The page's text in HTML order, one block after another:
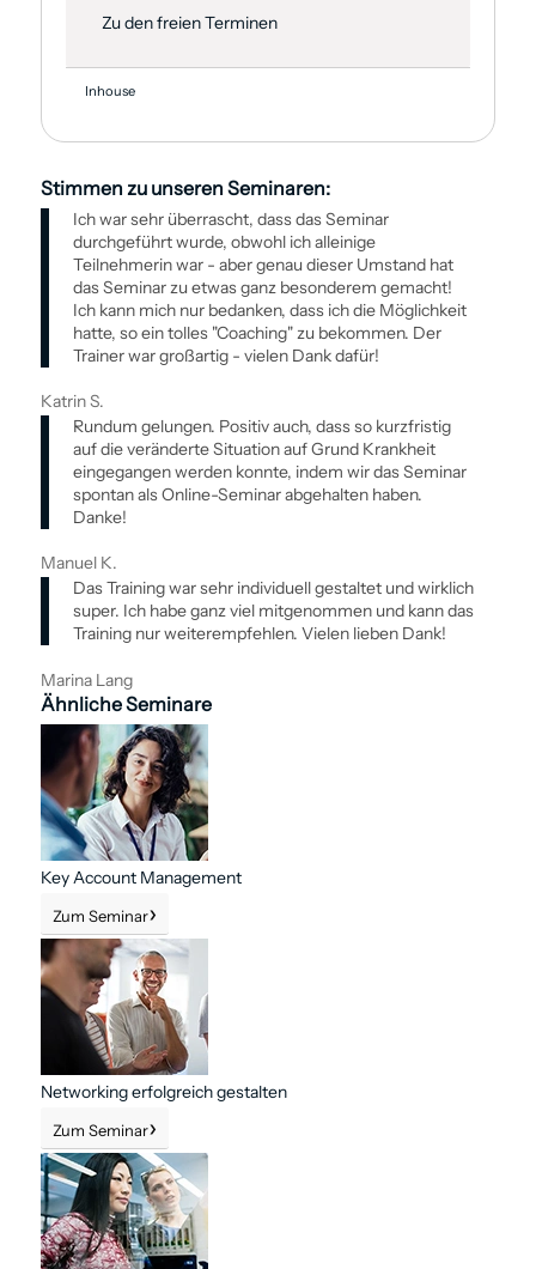
Zu den freien Terminen
Inhouse
Stimmen zu unseren Seminaren:
Ich war sehr überrascht, dass das Seminar
durchgeführt wurde, obwohl ich alleinige
Teilnehmerin war - aber genau dieser Umstand hat
das Seminar zu etwas ganz besonderem gemacht!
Ich kann mich nur bedanken, dass ich die Möglichkeit
hatte, so ein tolles "Coaching" zu bekommen. Der
Trainer war großartig - vielen Dank dafür!
Katrin S.
Rundum gelungen. Positiv auch, dass so kurzfristig
auf die veränderte Situation auf Grund Krankheit
eingegangen werden konnte, indem wir das Seminar
spontan als Online-Seminar abgehalten haben.
Danke!
Manuel K.
Das Training war sehr individuell gestaltet und wirklich
super. Ich habe ganz viel mitgenommen und kann das
Training nur weiterempfehlen. Vielen lieben Dank!
Marina Lang
Ähnliche Seminare
Key Account Management
Zum Seminar
Networking erfolgreich gestalten
Zum Seminar